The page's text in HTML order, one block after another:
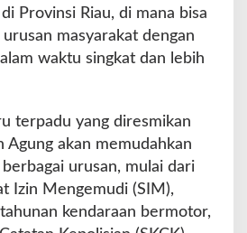
Provinsi Riau, di mana bisa
masyarakat dengan
waktu singkat dan lebih
terpadu yang diresmikan
Agung akan memudahkan
urusan, mulai dari
Izin Mengemudi (SIM),
kendaraan bermotor,